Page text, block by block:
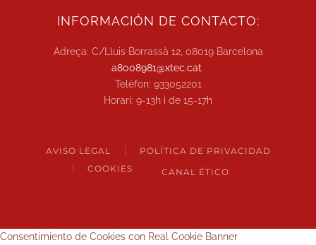
INFORMACIÓN DE CONTACTO:
Adreça: C/Lluis Borrassà 12, 08019 Barcelona
a8008981@xtec.cat
Telèfon: 933052201
Horari: 9-13h i de 15-17h
AVISO LEGAL
POLÍTICA DE PRIVACIDAD
COOKIES
CANAL ÉTICO
Consentimiento de Cookies con Real Cookie Banner